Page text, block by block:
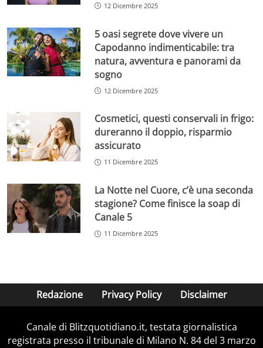
12 Dicembre 2025
5 oasi segrete dove vivere un
Capodanno indimenticabile: tra
natura, avventura e panorami da
sogno
12 Dicembre 2025
Cosmetici, questi conservali in frigo:
dureranno il doppio, risparmio
assicurato
11 Dicembre 2025
La Notte nel Cuore, c’è una seconda
stagione? Come finisce la soap di
Canale 5
11 Dicembre 2025
Redazione Privacy Policy Disclaimer
Canale di Blitzquotidiano.it, testata giornalistica
registrata presso il tribunale di Milano N. 84 del 3 marzo